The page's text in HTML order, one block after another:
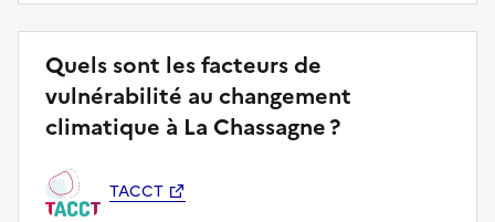
Quels sont les facteurs de
vulnérabilité au changement
climatique à La Chassagne ?
TACCT